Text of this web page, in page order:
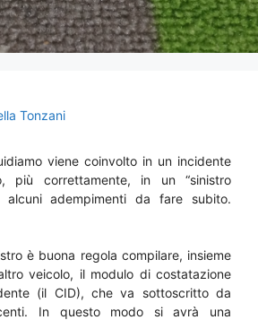
Tonzani
viene coinvolto in un incidente
più correttamente, in un “sinistro
alcuni adempimenti da fare subito.
è buona regola compilare, insieme
veicolo, il modulo di costatazione
(il CID), che va sottoscritto da
In questo modo si avrà una